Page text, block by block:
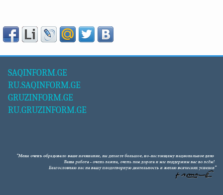
SAQINFORM.GE
RU.SAQINFORM.GE
GRUZINFORM.GE
RU.GRUZINFORM.GE